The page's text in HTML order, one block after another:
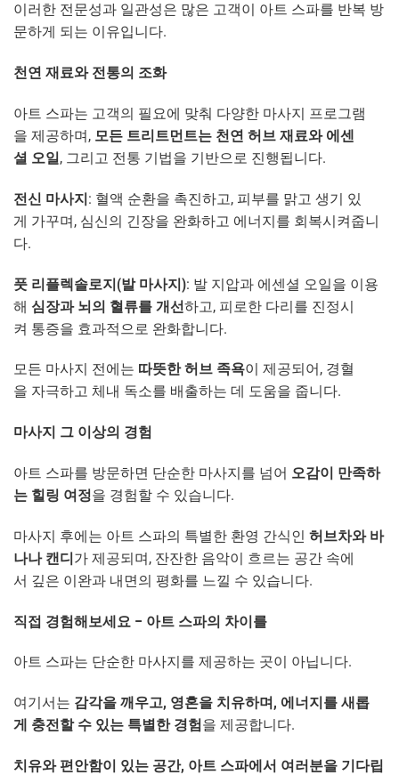
이러한 전문성과 일관성은 많은 고객이 아트 스파를 반복 방
문하게 되는 이유입니다.
천연 재료와 전통의 조화
아트 스파는 고객의 필요에 맞춰 다양한 마사지 프로그램
을 제공하며, 모든 트리트먼트는 천연 허브 재료와 에센
셜 오일, 그리고 전통 기법을 기반으로 진행됩니다.
전신 마사지: 혈액 순환을 촉진하고, 피부를 맑고 생기 있
게 가꾸며, 심신의 긴장을 완화하고 에너지를 회복시켜줍니
다.
풋 리플렉솔로지(발 마사지): 발 지압과 에센셜 오일을 이용
해 심장과 뇌의 혈류를 개선하고, 피로한 다리를 진정시
켜 통증을 효과적으로 완화합니다.
모든 마사지 전에는 따뜻한 허브 족욕이 제공되어, 경혈
을 자극하고 체내 독소를 배출하는 데 도움을 줍니다.
마사지 그 이상의 경험
아트 스파를 방문하면 단순한 마사지를 넘어 오감이 만족하
는 힐링 여정을 경험할 수 있습니다.
마사지 후에는 아트 스파의 특별한 환영 간식인 허브차와 바
나나 캔디가 제공되며, 잔잔한 음악이 흐르는 공간 속에
서 깊은 이완과 내면의 평화를 느낄 수 있습니다.
직접 경험해보세요 – 아트 스파의 차이를
아트 스파는 단순한 마사지를 제공하는 곳이 아닙니다.
여기서는 감각을 깨우고, 영혼을 치유하며, 에너지를 새롭
게 충전할 수 있는 특별한 경험을 제공합니다.
치유와 편안함이 있는 공간, 아트 스파에서 여러분을 기다립